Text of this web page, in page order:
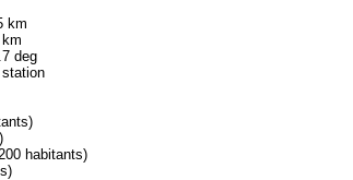
deg
habitants)